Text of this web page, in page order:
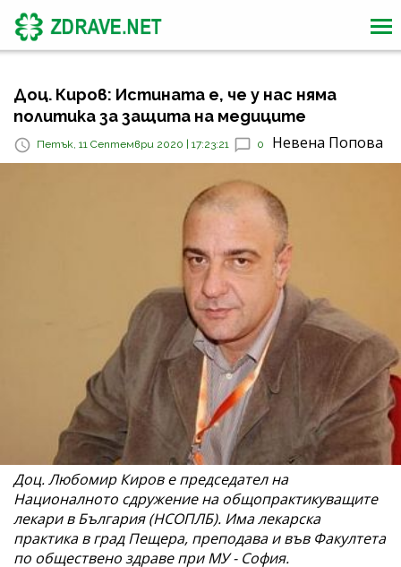
Доц. Киров: Истината е, че у нас няма
политика за защита на медиците
Петък, 11 Септември 2020 | 17:23:21 0 Невена Попова
Доц. Любомир Киров е председател на
Националното сдружение на общопрактикуващите
лекари в България (НСОПЛБ). Има лекарска
практика в град Пещера, преподава и във Факултета
по обществено здраве при МУ - София.